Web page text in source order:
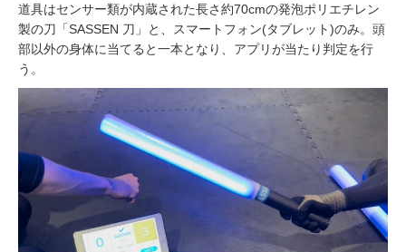
道具はセンサー類が内蔵された⻑さ約70cmの発泡ポリエチレン
製の刀「SASSEN 刀」と、スマートフォン(タブレット)のみ。頭
部以外の身体に当てると一本となり、アプリが当たり判定を行
う。